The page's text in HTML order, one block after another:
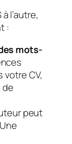
l’autre,
:
mots-
CV,
de
peut